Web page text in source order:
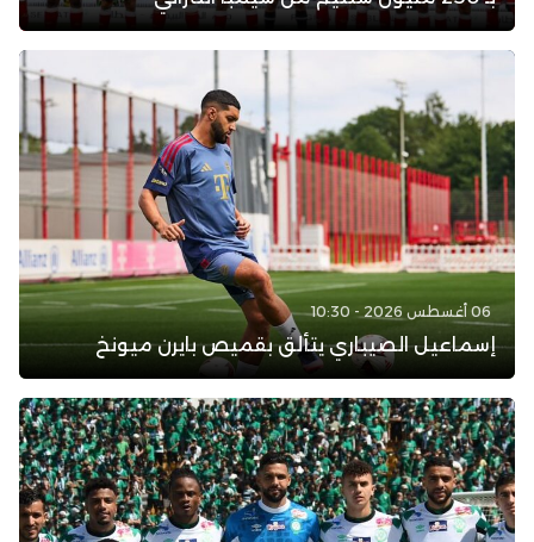
06 أغسطس 2026 - 10:30
إسماعيل الصيباري يتألق بقميص بايرن ميونخ